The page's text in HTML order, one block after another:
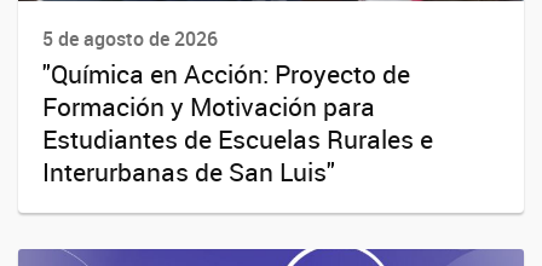
5 de agosto de 2026
"Química en Acción: Proyecto de
Formación y Motivación para
Estudiantes de Escuelas Rurales e
Interurbanas de San Luis"